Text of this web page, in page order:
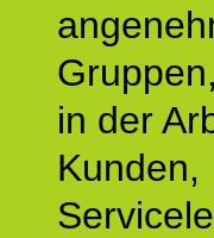
in der